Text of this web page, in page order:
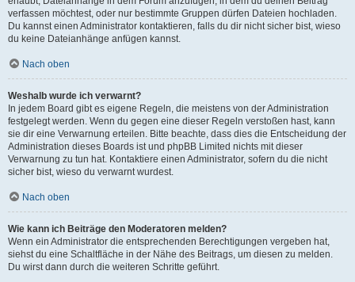
verfassen möchtest, oder nur bestimmte Gruppen dürfen Dateien hochladen.
Du kannst einen Administrator kontaktieren, falls du dir nicht sicher bist, wieso
du keine Dateianhänge anfügen kannst.
Nach oben
Weshalb wurde ich verwarnt?
In jedem Board gibt es eigene Regeln, die meistens von der Administration
festgelegt werden. Wenn du gegen eine dieser Regeln verstoßen hast, kann
sie dir eine Verwarnung erteilen. Bitte beachte, dass dies die Entscheidung der
Administration dieses Boards ist und phpBB Limited nichts mit dieser
Verwarnung zu tun hat. Kontaktiere einen Administrator, sofern du die nicht
sicher bist, wieso du verwarnt wurdest.
Nach oben
Wie kann ich Beiträge den Moderatoren melden?
Wenn ein Administrator die entsprechenden Berechtigungen vergeben hat,
siehst du eine Schaltfläche in der Nähe des Beitrags, um diesen zu melden.
Du wirst dann durch die weiteren Schritte geführt.